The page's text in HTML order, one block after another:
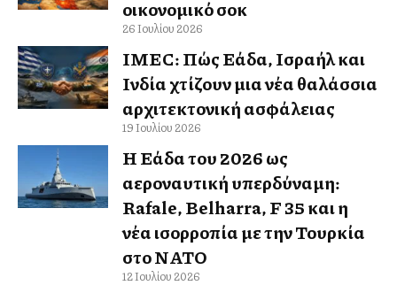
οικονομικό σοκ
26 Ιουλίου 2026
IMEC: Πώς Ελλάδα, Ισραήλ και
Ινδία χτίζουν μια νέα θαλάσσια
αρχιτεκτονική ασφάλειας
19 Ιουλίου 2026
Η Ελλάδα του 2026 ως
αεροναυτική υπερδύναμη:
Rafale, Belharra, F 35 και η
νέα ισορροπία με την Τουρκία
στο ΝΑΤΟ
12 Ιουλίου 2026